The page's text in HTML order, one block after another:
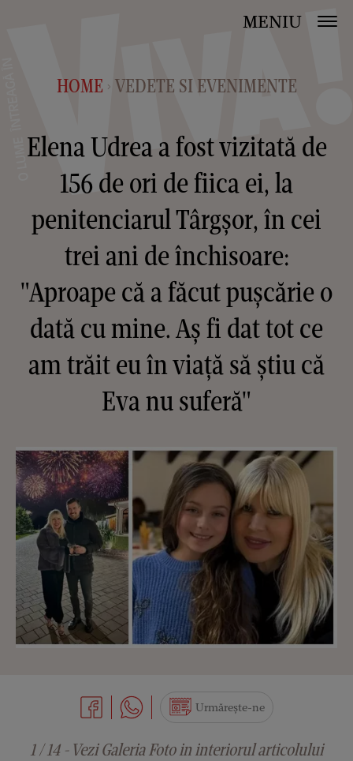
MENIU
HOME > VEDETE SI EVENIMENTE
Elena Udrea a fost vizitată de
156 de ori de fiica ei, la
penitenciarul Târgșor, în cei
trei ani de închisoare:
"Aproape că a făcut pușcărie o
dată cu mine. Aș fi dat tot ce
am trăit eu în viață să știu că
Eva nu suferă"
Urmărește-ne
1 / 14 - Vezi Galeria Foto in interiorul articolului